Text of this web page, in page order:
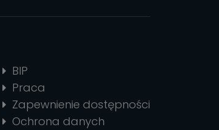
BIP
Praca
Zapewnienie dostępności
Ochrona danych